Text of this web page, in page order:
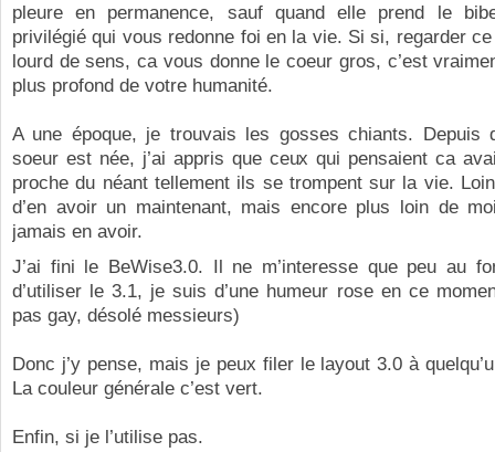
pleure en permanence, sauf quand elle prend le
privilégié qui vous redonne foi en la vie. Si si, regarder
lourd de sens, ca vous donne le coeur gros, c’est
plus profond de votre humanité.
A une époque, je trouvais les gosses chiants. Depuis
soeur est née, j’ai appris que ceux qui pensaient ca
proche du néant tellement ils se trompent sur la vie.
d’en avoir un maintenant, mais encore plus loin de
jamais en avoir.
J’ai fini le BeWise3.0. Il ne m’interesse que peu au
d’utiliser le 3.1, je suis d’une humeur rose en ce
pas gay, désolé messieurs)
Donc j’y pense, mais je peux filer le layout 3.0 à
La couleur générale c’est vert.
Enfin, si je l’utilise pas.